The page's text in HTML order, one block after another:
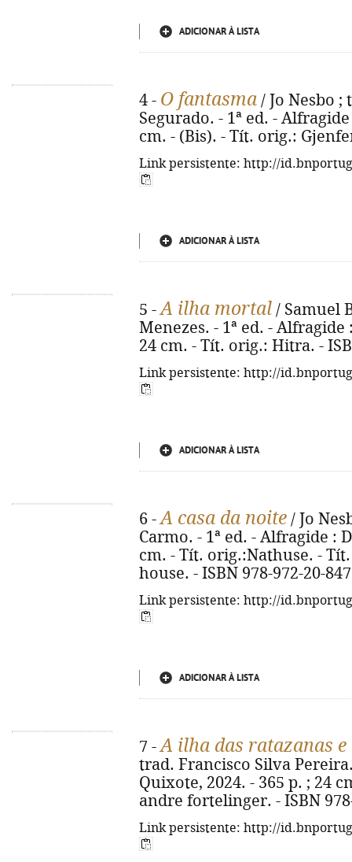
ADICIONAR À LISTA
4 - O fantasma / Jo Nesbo
Segurado. - 1ª ed. -
cm. - (Bis). - Tít. orig.:
Link persistente: http://
ADICIONAR À LISTA
5 -A ilha mortal / Samuel
Menezes. - 1ª ed. -
24 cm. - Tít. orig.: Hitra. -
Link persistente: http://
ADICIONAR À LISTA
6 -A casa da noite / Jo
Carmo. - 1ª ed. - Alfragide :
cm. - Tít. orig.:Nathuse. -
house. - ISBN 978-972-20-
Link persistente: http://
ADICIONAR À LISTA
7 -A ilha das ratazanas
trad. Francisco Silva
Quixote, 2024. - 365 p. ; 24
andre fortelinger. - ISBN
Link persistente: http://